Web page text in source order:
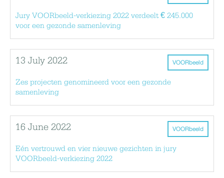
Jury VOORbeeld-verkiezing 2022 verdeelt € 245.000
voor een gezonde samenleving
VOORbeeld
13 July 2022
Zes projecten genomineerd voor een gezonde
samenleving
VOORbeeld
16 June 2022
Eén vertrouwd en vier nieuwe gezichten in jury
VOORbeeld-verkiezing 2022